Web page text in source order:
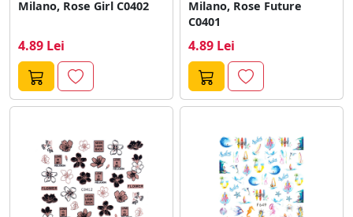
Milano, Rose Girl C0402
4.89 Lei
Milano, Rose Future
C0401
4.89 Lei